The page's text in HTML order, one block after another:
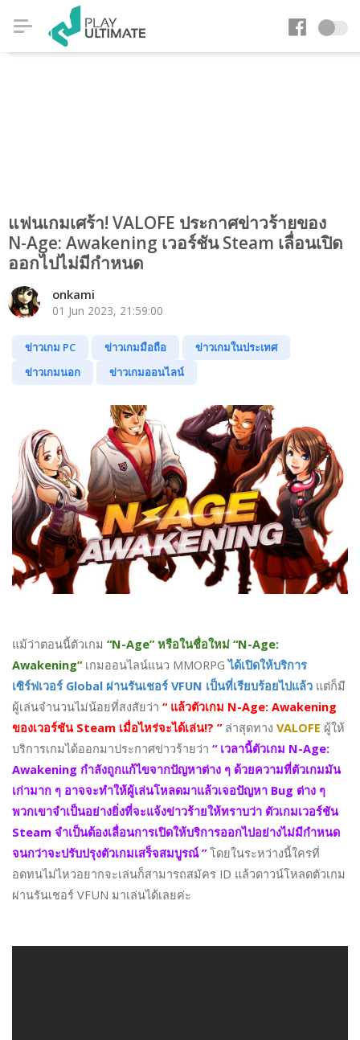
แฟนเกมเศร้า! VALOFE ประกาศข่าวร้ายของ
N-Age: Awakening เวอร์ชัน Steam เลื่อนเปิด
ออกไปไม่มีกำหนด
onkami
01 Jun 2023, 21:59:00
ข่าวเกม PC ข่าวเกมมือถือ
ข่าวเกมในประเทศ
ข่าวเกมนอก
ข่าวเกมออนไลน์
แม้ว่าตอนนี้ตัวเกม “N-Age” หรือในชื่อใหม่ “N-Age:
Awakening”เกมออนไลน์แนว MMORPGได้เปิดให้บริการ
เซิร์ฟเวอร์ Global ผ่านรันเชอร์ VFUN เป็นที่เรียบร้อยไปแล้ว แต่ก็มี
ผู้เล่นจำนวนไม่น้อยที่สงสัยว่า “ แล้วตัวเกม N-Age: Awakening
ของเวอร์ชัน Steam เมื่อไหร่จะได้เล่น!? ”ล่าสุดทาง VALOFE ผู้ให้
บริการเกมได้ออกมาประกาศข่าวร้ายว่า “ เวลานี้ตัวเกม N-Age:
Awakening กำลังถูกแก้ไขจากปัญหาต่าง ๆ ด้วยความที่ตัวเกมมัน
เก่ามาก ๆ อาจจะทำให้ผู้เล่นโหลดมาแล้วเจอปัญหา Bug ต่าง ๆ
พวกเขาจำเป็นอย่างยิ่งที่จะแจ้งข่าวร้ายให้ทราบว่า ตัวเกมเวอร์ชัน
Steam จำเป็นต้องเลื่อนการเปิดให้บริการออกไปอย่างไม่มีกำหนด
จนกว่าจะปรับปรุงตัวเกมเสร็จสมบูรณ์ ”โดยในระหว่างนี้ใครที่
อดทนไม่ไหวอยากจะเล่นก็สามารถสมัคร ID แล้วดาวน์โหลดตัวเกม
ผ่านรันเชอร์ VFUN มาเล่นได้เลยค่ะ